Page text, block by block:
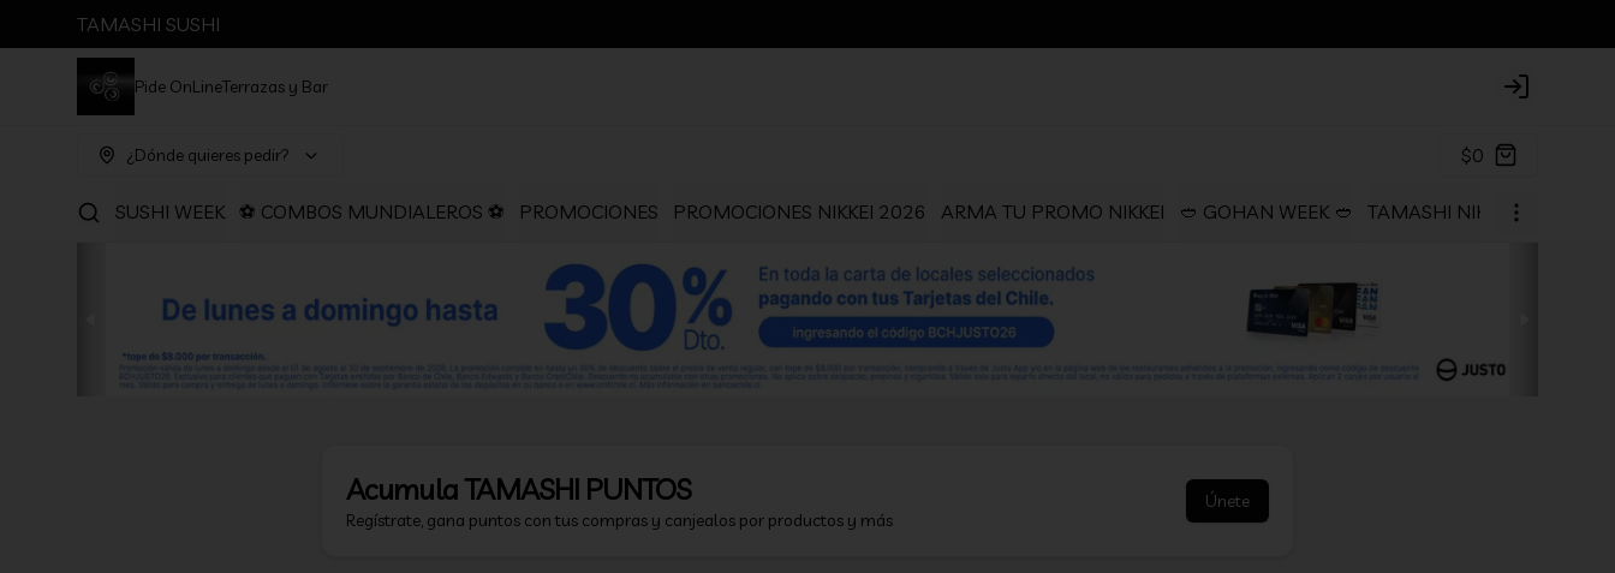
TAMASHI SUSHI
Pide OnLineTerrazas y Bar Login
¿Dónde quieres pedir? $0
SUSHI WEEK ⚽ COMBOS MUNDIALEROS ⚽ PROMOCIONES PROMOCIONES NIKKEI 2026 ARMA TU PROMO NIKKEI 🥙 GOHAN WEEK 🥙 TAMASHI NIKKEI
AcumulaTAMASHI PUNTOS
Regístrate, gana puntos con tus compras y canjealos por productos y más
Únete